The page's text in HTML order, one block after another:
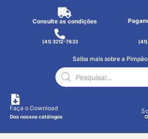
Consulte as condições
(41) 3212-7833
Saiba mais sobre a Pimpão
Faça o Download
Dos nossos catálogos